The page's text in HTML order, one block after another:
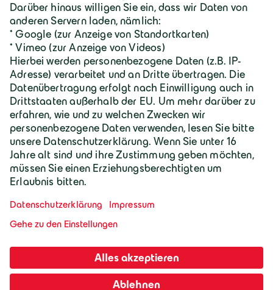
Karriere
Geiger Gruppe
Wilhelm-Geiger-Straße 1
87561 Oberstdorf
+49 8322 18 0
info@geigergruppe.de
Impressum
Darf ich mich vorstellen, ich bin der
Fragen und Anliegen.